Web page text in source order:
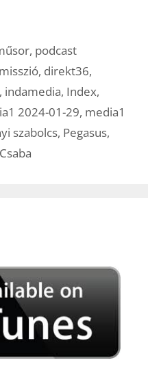
, podcast
, direkt36,
, indamedia, Index,
2024-01-29, media1
szabolcs, Pegasus,